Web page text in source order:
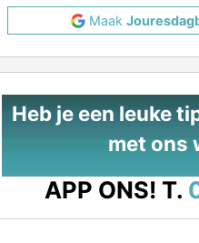
Maak
Heb je een leuke
met ons
APP ONS! T.